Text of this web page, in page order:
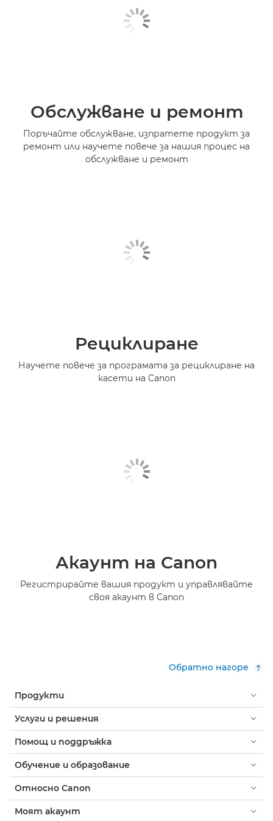
Обслужване и ремонт
Поръчайте обслужване, изпратете продукт за
ремонт или научете повече за нашия процес на
обслужване и ремонт
Рециклиране
Научете повече за програмата за рециклиране на
касети на Canon
Акаунт на Canon
Регистрирайте вашия продукт и управлявайте
своя акаунт в Canon
Обратно нагоре
Продукти
Услуги и решения
Помощ и поддръжка
Обучение и образование
Относно Canon
Моят акаунт